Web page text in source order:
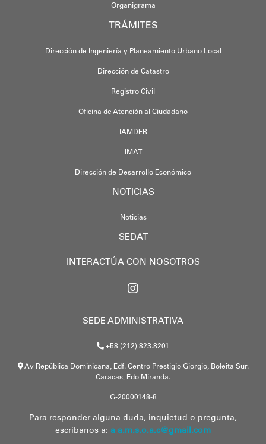
Organigrama
TRÁMITES
Dirección de Ingeniería y Planeamiento Urbano Local
Dirección de Catastro
Registro Civil
Oficina de Atención al Ciudadano
IAMDER
IMAT
Dirección de Desarrollo Económico
NOTICIAS
Noticias
SEDAT
INTERACTÚA CON NOSOTROS
SEDE ADMINISTRATIVA
+58 (212) 823.8201
Av República Dominicana, Edf. Centro Prestigio Giorgio, Boleita Sur.
Caracas, Edo Miranda.
G-20000148-8
Para responder alguna duda, inquietud o pregunta,
escríbanos a: a a.m.s.o.a.c@gmail.com